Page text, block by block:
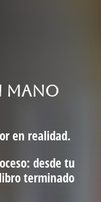
MANO
en realidad.
desde tu
terminado